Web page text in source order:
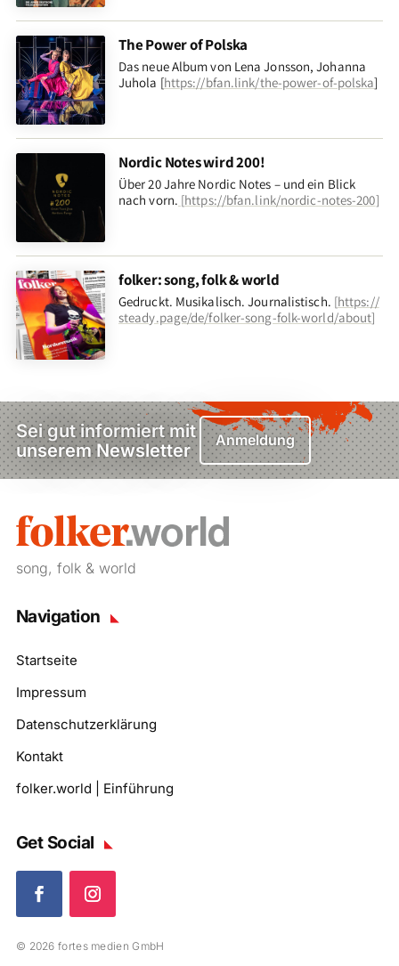
The Power of Polska
Das neue Album von Lena Jonsson, Johanna
Juhola [https://bfan.link/the-power-of-polska]
Nordic Notes wird 200!
Über 20 Jahre Nordic Notes – und ein Blick
nach vorn. [https://bfan.link/nordic-notes-200]
folker: song, folk & world
Gedruckt. Musikalisch. Journalistisch. [https://
steady.page/de/folker-song-folk-world/about]
Sei gut informiert mit
unserem Newsletter
Anmeldung
song, folk & world
Navigation
Startseite
Impressum
Datenschutzerklärung
Kontakt
folker.world | Einführung
Get Social
© 2026 fortes medien GmbH